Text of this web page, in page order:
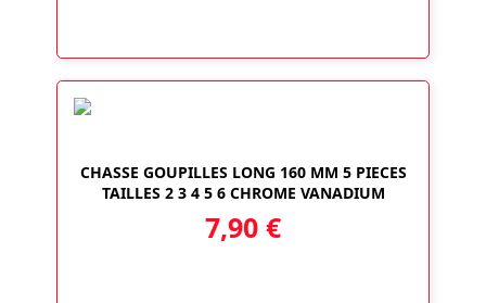
CHASSE GOUPILLES LONG 160 MM 5 PIECES
TAILLES 2 3 4 5 6 CHROME VANADIUM
7,90 €